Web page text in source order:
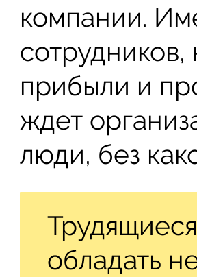
компании.
прибыли и
ждет
люди, без
обладать